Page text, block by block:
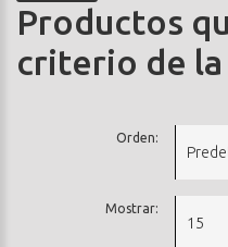
Productos
criterio de la
Orden:
Mostrar:
15